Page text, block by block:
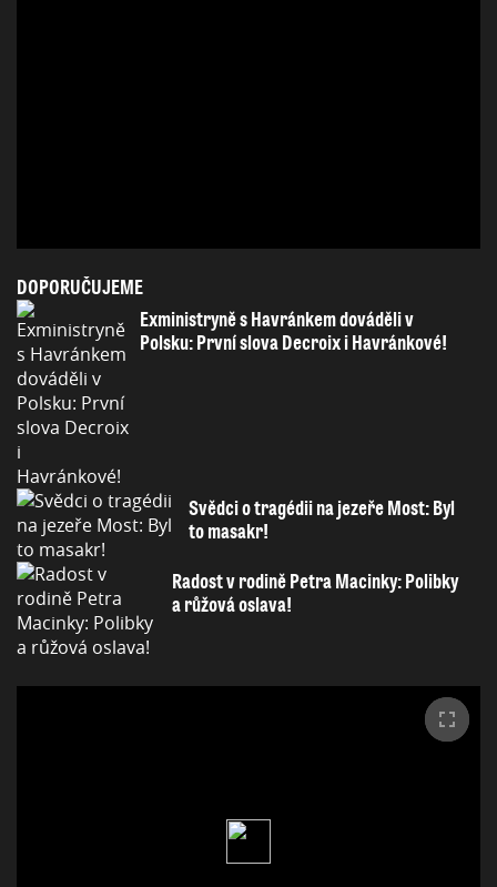
DOPORUČUJEME
Exministryně s Havránkem dováděli v
Polsku: První slova Decroix i Havránkové!
Svědci o tragédii na jezeře Most: Byl
to masakr!
Radost v rodině Petra Macinky: Polibky
a růžová oslava!